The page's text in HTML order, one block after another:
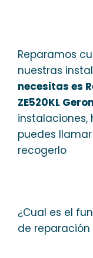
Reparamos
nuestras
necesitas es
ZE520KL
instalaciones,
puedes llamar
recogerlo
¿Cual es el
de